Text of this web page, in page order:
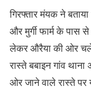
गिरफ्तार मंयक ने
और मुर्गी फार्म के पास
लेकर औरैया की ओर
रास्ते बबाइन गांव
ओर जाने वाले रास्ते